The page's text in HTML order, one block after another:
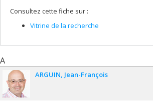
Quantum Groups, and Quantum Field
M.-A. Rodriguez Eds., NATO ASI series,
Publishers, pp. 83-94, (1993).
R. Floreanini, L. Vinet, Quantum Algebras,
Physics", J. Mateos-Guilante, M.A. del Olmo
Eds., Anales de Fisica, Monografias, CIEMAT,
(1993).
Consultez cette fiche sur :
Vitrine de la recherche
A
ARGUIN Jean-François